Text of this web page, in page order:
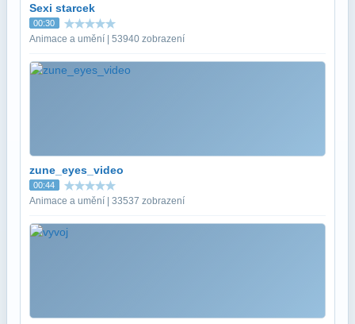
Sexi starcek
00:30
Animace a umění | 53940 zobrazení
zune_eyes_video
00:44
Animace a umění | 33537 zobrazení